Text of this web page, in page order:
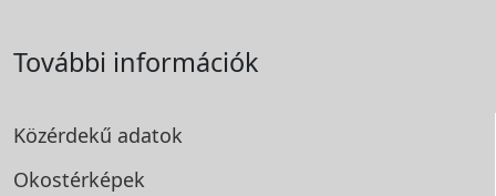
További információk
Közérdekű adatok
Okostérképek